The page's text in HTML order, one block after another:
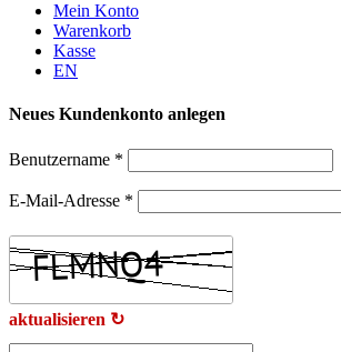
Mein Konto
Warenkorb
Kasse
EN
Neues Kundenkonto anlegen
Benutzername *
E-Mail-Adresse *
aktualisieren ↻